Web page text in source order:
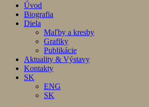
Úvod
Biografia
Diela
Maľby a kresby
Grafiky
Publikácie
Aktuality & Výstavy
Kontakty
SK
ENG
SK